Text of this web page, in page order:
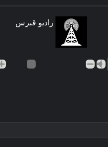
رادیو قبرس